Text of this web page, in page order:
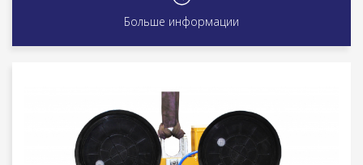
Больше информации